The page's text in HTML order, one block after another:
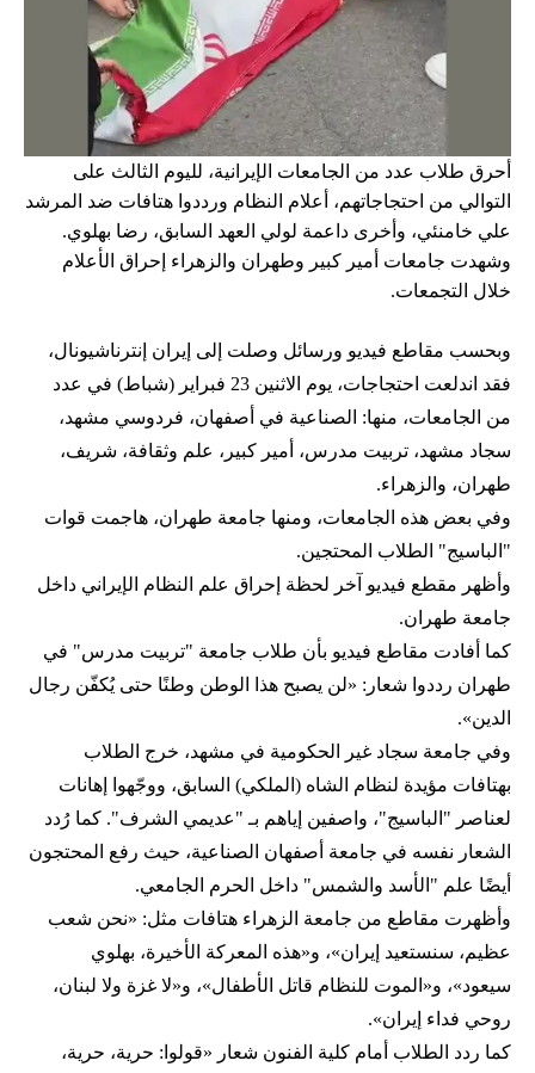
أحرق طلاب عدد من الجامعات الإيرانية، لليوم الثالث على
التوالي من احتجاجاتهم، أعلام النظام ورددوا هتافات ضد المرشد
علي خامنئي، وأخرى داعمة لولي العهد السابق، رضا بهلوي.
وشهدت جامعات أمير كبير وطهران والزهراء إحراق الأعلام
خلال التجمعات.
وبحسب مقاطع فيديو ورسائل وصلت إلى إيران إنترناشيونال،
فقد اندلعت احتجاجات، يوم الاثنين 23 فبراير (شباط) في عدد
من الجامعات، منها: الصناعية في أصفهان، فردوسي مشهد،
سجاد مشهد، تربيت مدرس، أمير كبير، علم وثقافة، شريف،
طهران، والزهراء.
وفي بعض هذه الجامعات، ومنها جامعة طهران، هاجمت قوات
"الباسيج" الطلاب المحتجين.
وأظهر مقطع فيديو آخر لحظة إحراق علم النظام الإيراني داخل
جامعة طهران.
كما أفادت مقاطع فيديو بأن طلاب جامعة "تربيت مدرس" في
طهران رددوا شعار: «لن يصبح هذا الوطن وطنًا حتى يُكفّن رجال
الدين».
وفي جامعة سجاد غير الحكومية في مشهد، خرج الطلاب
بهتافات مؤيدة لنظام الشاه (الملكي) السابق، ووجّهوا إهانات
لعناصر "الباسيج"، واصفين إياهم بـ "عديمي الشرف". كما رُدد
الشعار نفسه في جامعة أصفهان الصناعية، حيث رفع المحتجون
أيضًا علم "الأسد والشمس" داخل الحرم الجامعي.
وأظهرت مقاطع من جامعة الزهراء هتافات مثل: «نحن شعب
عظيم، سنستعيد إيران»، و«هذه المعركة الأخيرة، بهلوي
سيعود»، و«الموت للنظام قاتل الأطفال»، و«لا غزة ولا لبنان،
روحي فداء إيران».
كما ردد الطلاب أمام كلية الفنون شعار «قولوا: حرية، حرية،